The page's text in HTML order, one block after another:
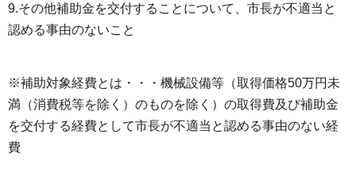
9.その他補助金を交付することについて、市長が不適当と
認める事由のないこと
※補助対象経費とは・・・機械設備等（取得価格50万円未
満（消費税等を除く）のものを除く）の取得費及び補助金
を交付する経費として市長が不適当と認める事由のない経
費